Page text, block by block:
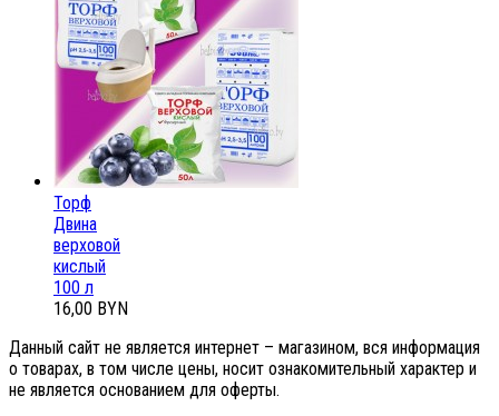
Торф
Двина
верховой
кислый
100 л
16,00 BYN
Данный сайт не является интернет – магазином, вся информация
о товарах, в том числе цены, носит ознакомительный характер и
не является основанием для оферты.